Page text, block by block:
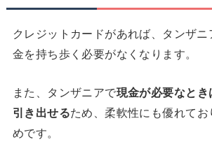
クレジットカードがあれば、タンザニ
金を持ち歩く必要がなくなります。
また、タンザニアで現金が必要なとき
引き出せるため、柔軟性にも優れて
めです。